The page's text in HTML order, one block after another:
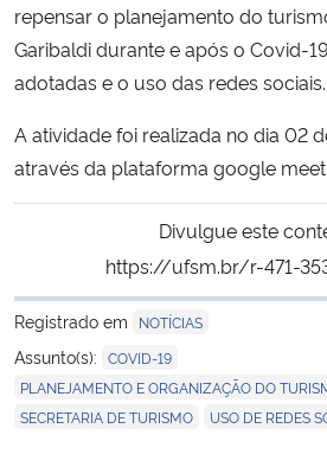
Ministério do Turismo
Ministério do Desenvolvimento Regional
Controladoria-Geral da União
Ministério da Mulher, da Família e dos Direitos
Secretaria-Geral
Secretaria de Governo
Gabinete de Segurança Institucional
repensar o planejamento do
Garibaldi durante e após o Covid-
adotadas e o uso das redes sociais.
A atividade foi realizada no dia 02
através da plataforma google meet.
Divulgue este
https://ufsm.br/r-471-
Registrado em
NOTÍCIAS
Assunto(s): COVID-19
PLANEJAMENTO E ORGANIZAÇÃO DO
SECRETARIA DE TURISMO USO DE REDES